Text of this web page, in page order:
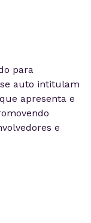
para
auto intitulam
apresenta e
e